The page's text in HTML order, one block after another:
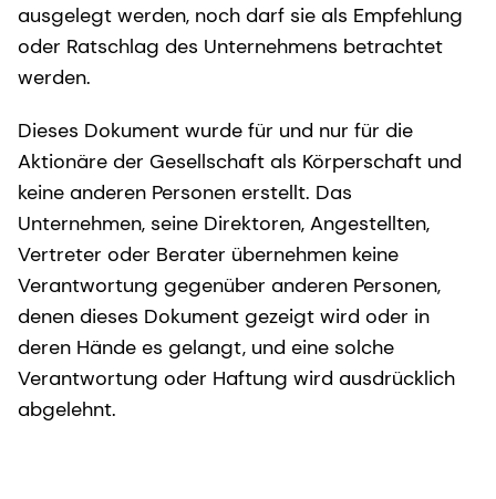
ausgelegt werden, noch darf sie als Empfehlung
oder Ratschlag des Unternehmens betrachtet
werden.
Dieses Dokument wurde für und nur für die
Aktionäre der Gesellschaft als Körperschaft und
keine anderen Personen erstellt. Das
Unternehmen, seine Direktoren, Angestellten,
Vertreter oder Berater übernehmen keine
Verantwortung gegenüber anderen Personen,
denen dieses Dokument gezeigt wird oder in
deren Hände es gelangt, und eine solche
Verantwortung oder Haftung wird ausdrücklich
abgelehnt.